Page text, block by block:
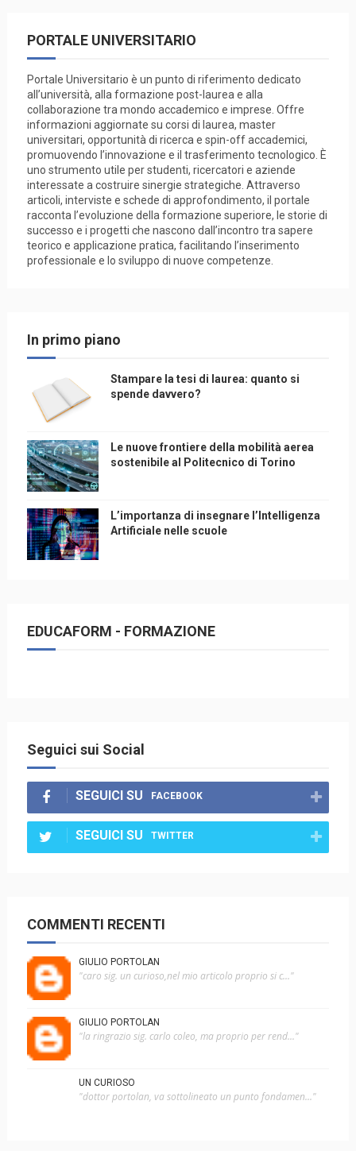
PORTALE UNIVERSITARIO
Portale Universitario è un punto di riferimento dedicato
all’università, alla formazione post-laurea e alla
collaborazione tra mondo accademico e imprese. Offre
informazioni aggiornate su corsi di laurea, master
universitari, opportunità di ricerca e spin-off accademici,
promuovendo l’innovazione e il trasferimento tecnologico. È
uno strumento utile per studenti, ricercatori e aziende
interessate a costruire sinergie strategiche. Attraverso
articoli, interviste e schede di approfondimento, il portale
racconta l’evoluzione della formazione superiore, le storie di
successo e i progetti che nascono dall’incontro tra sapere
teorico e applicazione pratica, facilitando l’inserimento
professionale e lo sviluppo di nuove competenze.
In primo piano
Stampare la tesi di laurea: quanto si
spende davvero?
Le nuove frontiere della mobilità aerea
sostenibile al Politecnico di Torino
L’importanza di insegnare l’Intelligenza
Artificiale nelle scuole
EDUCAFORM - FORMAZIONE
Seguici sui Social
SEGUICI SU FACEBOOK
SEGUICI SU TWITTER
COMMENTI RECENTI
GIULIO PORTOLAN
"caro sig. un curioso,nel mio articolo proprio si c..."
GIULIO PORTOLAN
"la ringrazio sig. carlo coleo, ma proprio per rend..."
UN CURIOSO
"dottor portolan, va sottolineato un punto fondamen..."